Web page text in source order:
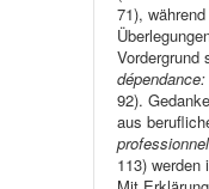
71),
Vordergrund
92).
aus
113)